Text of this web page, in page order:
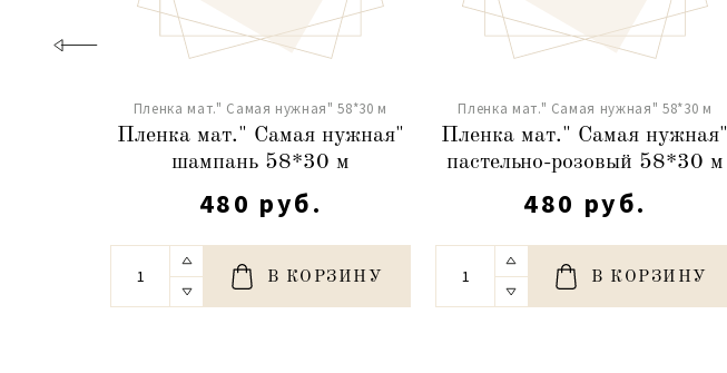
Пленка мат." Самая нужная" 58*30 м
Пленка мат." Самая нужная"
шампань 58*30 м
480 руб.
В КОРЗИНУ
Пленка мат." Самая нужная" 58*30 м
Пленка мат." Самая нужная"
пастельно-розовый 58*30 м
480 руб.
В КОРЗИНУ